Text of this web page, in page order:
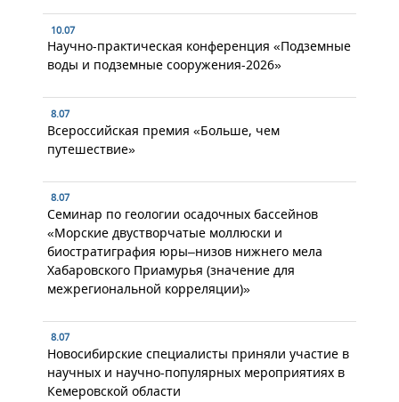
10.07
Научно-практическая конференция «Подземные
воды и подземные сооружения-2026»
8.07
Всероссийская премия «Больше, чем
путешествие»
8.07
Семинар по геологии осадочных бассейнов
«Морские двустворчатые моллюски и
биостратиграфия юры–низов нижнего мела
Хабаровского Приамурья (значение для
межрегиональной корреляции)»
8.07
Новосибирские специалисты приняли участие в
научных и научно-популярных мероприятиях в
Кемеровской области